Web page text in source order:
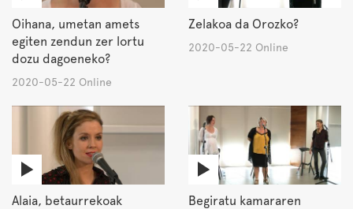
Oihana, umetan amets
egiten zendun zer lortu
dozu dagoeneko?
2020-05-22 Online
Zelakoa da Orozko?
2020-05-22 Online
Alaia, betaurrekoak
Begiratu kamararen